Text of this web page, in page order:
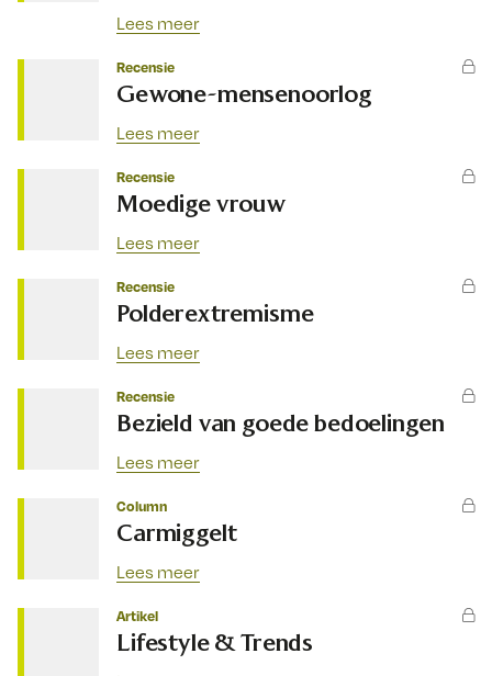
Lees meer
Recensie
Gewone-mensenoorlog
Lees meer
Recensie
Moedige vrouw
Lees meer
Recensie
Polderextremisme
Lees meer
Recensie
Bezield van goede bedoelingen
Lees meer
Column
Carmiggelt
Lees meer
Artikel
Lifestyle & Trends